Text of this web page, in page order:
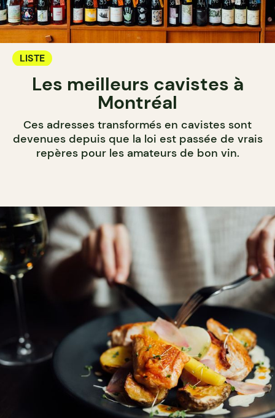
LISTE
Les meilleurs cavistes à
Montréal
Ces adresses transformés en cavistes sont
devenues depuis que la loi est passée de vrais
repères pour les amateurs de bon vin.